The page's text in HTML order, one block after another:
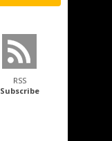
RSS
Subscribe